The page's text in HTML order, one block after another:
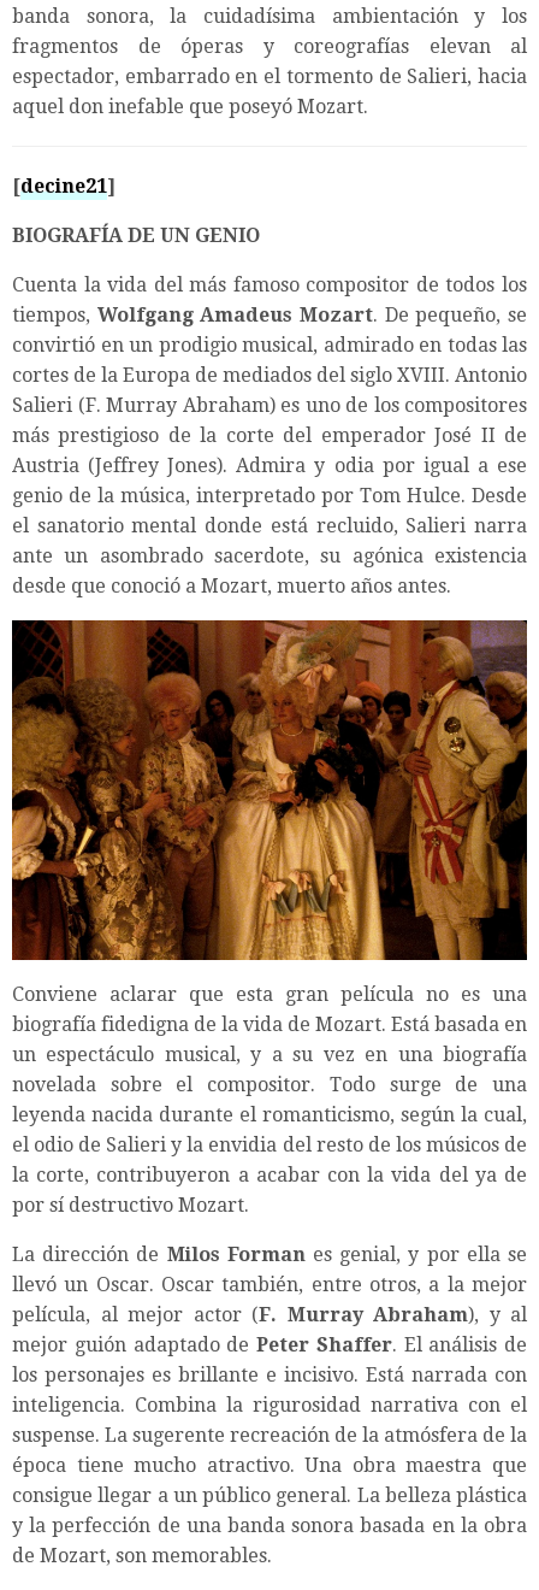
banda sonora, la cuidadísima ambientación y los
fragmentos de óperas y coreografías elevan al
espectador, embarrado en el tormento de Salieri, hacia
aquel don inefable que poseyó Mozart.
[decine21]
BIOGRAFÍA DE UN GENIO
Cuenta la vida del más famoso compositor de todos los
tiempos, Wolfgang Amadeus Mozart. De pequeño, se
convirtió en un prodigio musical, admirado en todas las
cortes de la Europa de mediados del siglo XVIII. Antonio
Salieri (F. Murray Abraham) es uno de los compositores
más prestigioso de la corte del emperador José II de
Austria (Jeffrey Jones). Admira y odia por igual a ese
genio de la música, interpretado por Tom Hulce. Desde
el sanatorio mental donde está recluido, Salieri narra
ante un asombrado sacerdote, su agónica existencia
desde que conoció a Mozart, muerto años antes.
Conviene aclarar que esta gran película no es una
biografía fidedigna de la vida de Mozart. Está basada en
un espectáculo musical, y a su vez en una biografía
novelada sobre el compositor. Todo surge de una
leyenda nacida durante el romanticismo, según la cual,
el odio de Salieri y la envidia del resto de los músicos de
la corte, contribuyeron a acabar con la vida del ya de
por sí destructivo Mozart.
La dirección de Milos Formanes genial, y por ella se
llevó un Oscar. Oscar también, entre otros, a la mejor
película, al mejor actor (F. Murray Abraham), y al
mejor guión adaptado de Peter Shaffer. El análisis de
los personajes es brillante e incisivo. Está narrada con
inteligencia. Combina la rigurosidad narrativa con el
suspense. La sugerente recreación de la atmósfera de la
época tiene mucho atractivo. Una obra maestra que
consigue llegar a un público general. La belleza plástica
y la perfección de una banda sonora basada en la obra
de Mozart, son memorables.